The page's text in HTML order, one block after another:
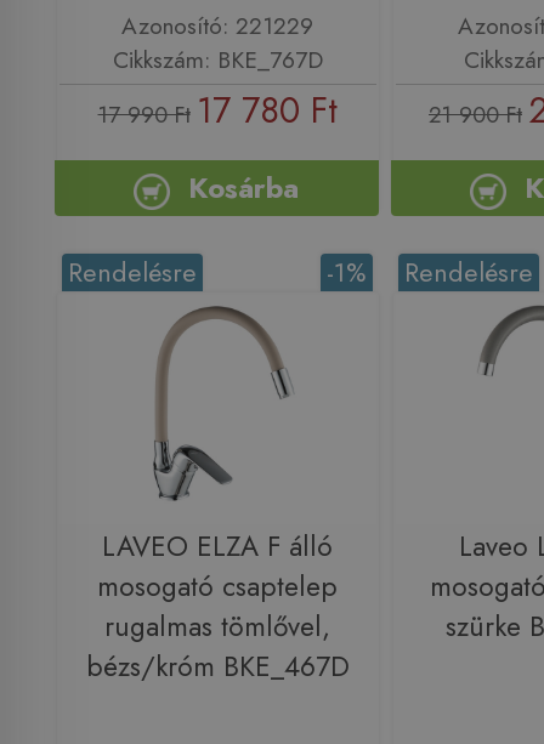
Azonosító: 221229
Cikkszám: BKE_767D
17 990 Ft 17 780 Ft
Kosárba
21 900 Ft
-1%
Rendelésre
LAVEO ELZA F álló
mosogató csaptelep
rugalmas tömlővel,
bézs/króm BKE_467D
Rendelésre
Laveo
szürke